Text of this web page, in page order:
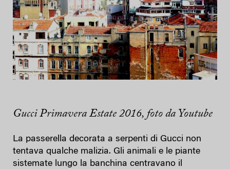
Gucci Primavera Estate 2016, foto da Youtube
La passerella decorata a serpenti di Gucci non
tentava qualche malizia. Gli animali e le piante
sistemate lungo la banchina centravano il